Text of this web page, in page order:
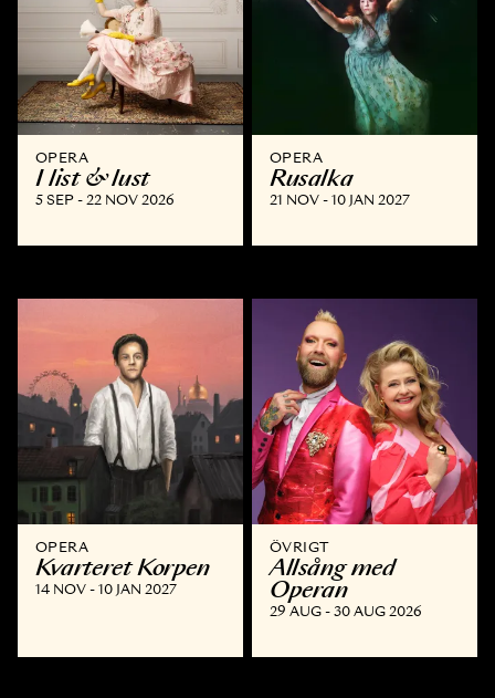
OPERA
I list & lust
5 SEP - 22 NOV 2026
OPERA
Rusalka
21 NOV - 10 JAN 2027
OPERA
Kvarteret Korpen
14 NOV - 10 JAN 2027
ÖVRIGT
Allsång med
Operan
29 AUG - 30 AUG 2026